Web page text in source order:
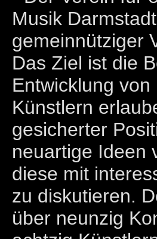
Musik
gemeinnütziger
Das Ziel ist die
Entwicklung
Künstlern
gesicherter
neuartige Ideen
diese mit
zu diskutieren.
über neunzig